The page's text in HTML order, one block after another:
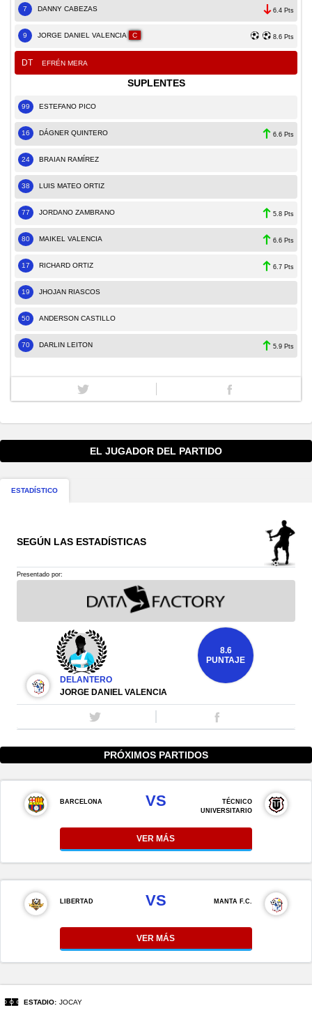
7 DANNY CABEZAS 6.4 Pts
9 JORGE DANIEL VALENCIA C 8.6 Pts
DT EFRÉN MERA
SUPLENTES
99 ESTEFANO PICO
16 DÁGNER QUINTERO 6.6 Pts
24 BRAIAN RAMÍREZ
38 LUIS MATEO ORTIZ
77 JORDANO ZAMBRANO 5.8 Pts
80 MAIKEL VALENCIA 6.6 Pts
17 RICHARD ORTIZ 6.7 Pts
19 JHOJAN RIASCOS
50 ANDERSON CASTILLO
70 DARLIN LEITON 5.9 Pts
EL JUGADOR DEL PARTIDO
ESTADÍSTICO
SEGÚN LAS ESTADÍSTICAS
Presentado por:
DELANTERO
JORGE DANIEL VALENCIA
8.6
PUNTAJE
PRÓXIMOS PARTIDOS
BARCELONA VS
TÉCNICO
UNIVERSITARIO
VER MÁS
LIBERTAD VS MANTA F.C.
VER MÁS
ESTADIO: JOCAY